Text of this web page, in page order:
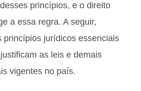
princípios, e o direito
a essa regra. A seguir,
princípios jurídicos essenciais
as leis e demais
vigentes no país.